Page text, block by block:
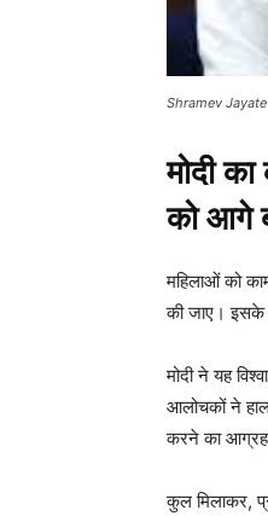
Shramev Jayate
मोदी
को आगे
महिलाओं को
की जाए। इसके
मोदी ने यह
आलोचकों ने
करने का आग्रह
कुल मिलाकर,